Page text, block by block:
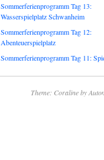
Sommerferienprogramm Tag 13:
Wasserspielplatz Schwanheim
Sommerferienprogramm Tag 12:
Abenteuerspielplatz
Sommerferienprogramm Tag 11:
Theme: Coraline by